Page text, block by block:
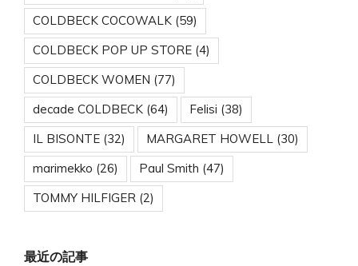
COLDBECK COCOWALK (59)
COLDBECK POP UP STORE (4)
COLDBECK WOMEN (77)
decade COLDBECK (64) Felisi (38)
IL BISONTE (32) MARGARET HOWELL (30)
marimekko (26) Paul Smith (47)
TOMMY HILFIGER (2)
最近の記事